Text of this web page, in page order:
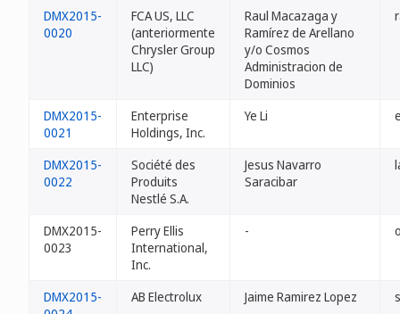
DMX2015-
0020
FCA US, LLC
(anteriormente
Chrysler Group
LLC)
Raul Macazaga y
Ramírez de Arellano
y/o Cosmos
Administracion de
Dominios
DMX2015-
0021
Enterprise
Holdings, Inc.
Ye Li
DMX2015-
0022
Société des
Produits
Nestlé S.A.
Jesus Navarro
Saracibar
DMX2015-
0023
Perry Ellis
International,
Inc.
-
DMX2015-
AB Electrolux Jaime Ramirez Lopez